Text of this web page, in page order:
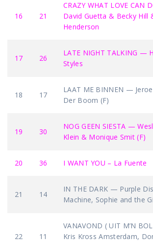
16 21
CRAZY WHAT LOVE CAN
David Guetta & Becky Hill
Henderson
17 26
LATE NIGHT TALKING —
Styles
18 17
LAAT ME BINNEN —
Der Boom (F)
19 30
NOG GEEN SIESTA —
Klein & Monique Smit (F)
20 36 I WANT YOU – La Fuente
21 14
IN THE DARK — Purple
Machine, Sophie and the
22 11
VANAVOND ( UIT M’N
Kris Kross Amsterdam,